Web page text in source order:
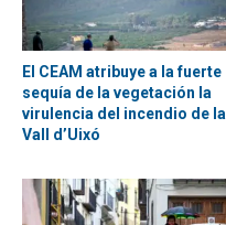
El CEAM atribuye a la fuerte
sequía de la vegetación la
virulencia del incendio de la
Vall d’Uixó